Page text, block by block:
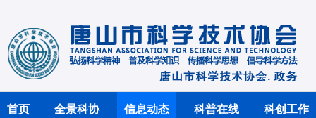
首页 全景科协 信息动态 科普在线 科创工作